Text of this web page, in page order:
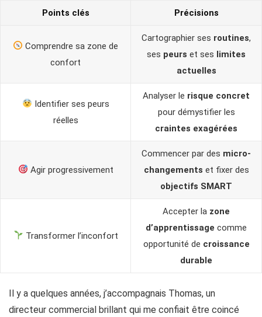
Points clés Précisions
Comprendre sa zone de
confort
Cartographier ses routines,
ses peurs et ses limites
actuelles
Identifier ses peurs
réelles
Analyser le risque concret
pour démystifier les
craintes exagérées
Agir progressivement
Commencer par des micro-
changements et fixer des
objectifs SMART
Transformer l’inconfort
Accepter la zone
d’apprentissage comme
opportunité de croissance
durable
Il y a quelques années, j’accompagnais Thomas, un
directeur commercial brillant qui me confiait être coincé